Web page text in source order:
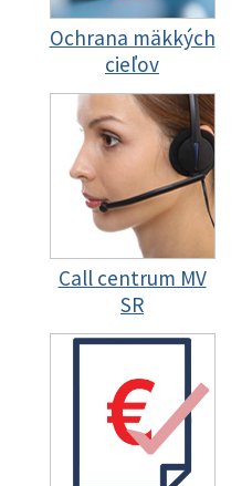
Ochrana mäkkých
cieľov
Call centrum MV
SR